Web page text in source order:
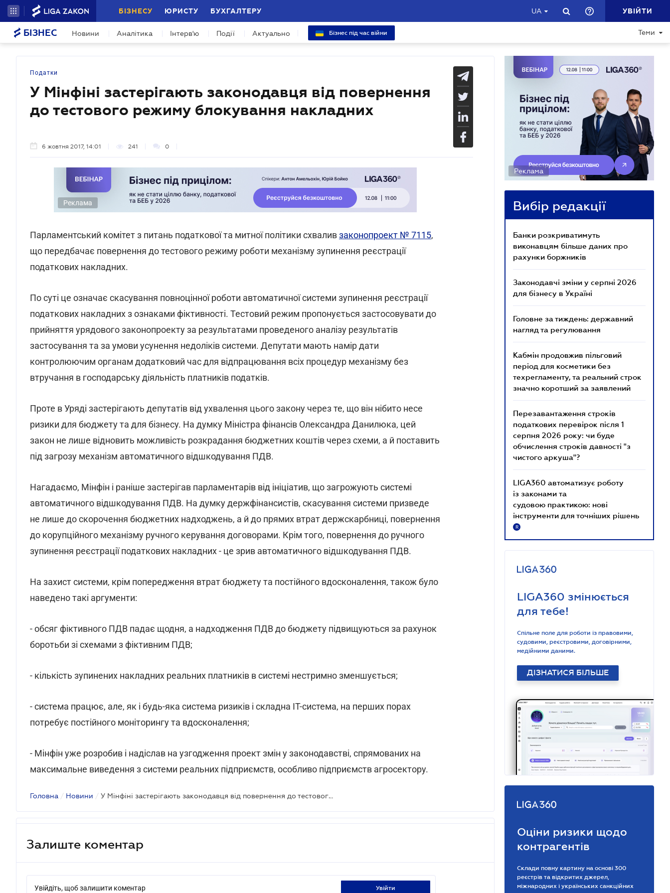
БІЗНЕСУ ЮРИСТУ БУХГАЛТЕРУ UA УВІЙТИ
БІЗНЕС Новини Аналітика Інтерв'ю Події Актуально Бізнес під час війни Теми
Податки
У Мінфіні застерігають законодавця від повернення
до тестового режиму блокування накладних
6 жовтня 2017, 14:01 241 0
Реклама
Парламентський комітет з питань податкової та митної політики схваливзаконопроект № 7115,
що передбачає повернення до тестового режиму роботи механізму зупинення реєстрації
податкових накладних.
По суті це означає скасування повноцінної роботи автоматичної системи зупинення реєстрації
податкових накладних з ознаками фіктивності. Тестовий режим пропонується застосовувати до
прийняття урядового законопроекту за результатами проведеного аналізу результатів
застосування та за умови усунення недоліків системи. Депутати мають намір дати
контролюючим органам додатковий час для відпрацювання всіх процедур механізму без
втручання в господарську діяльність платників податків.
Проте в Уряді застерігають депутатів від ухвалення цього закону через те, що він нібито несе
ризики для бюджету та для бізнесу. На думку Міністра фінансів Олександра Данилюка, цей
закон не лише відновить можливість розкрадання бюджетних коштів через схеми, а й поставить
під загрозу механізм автоматичного відшкодування ПДВ.
Нагадаємо, Мінфін і раніше застерігав парламентарів від ініціатив, що загрожують системі
автоматичного відшкодування ПДВ. На думку держфінансистів, скасування системи призведе
не лише до скорочення бюджетних надходжень, а й до прямих втрат держскарбниці, повернення
до корупційного механізму ручного керування договорами. Крім того, повернення до ручного
зупинення реєстрації податкових накладних - це зрив автоматичного відшкодування ПДВ.
На захист системи, крім попередження втрат бюджету та постійного вдосконалення, також було
наведено такі аргументи:
- обсяг фіктивного ПДВ падає щодня, а надходження ПДВ до бюджету підвищуються за рахунок
боротьби зі схемами з фіктивним ПДВ;
- кількість зупинених накладних реальних платників в системі нестримно зменшується;
- система працює, але, як і будь-яка система ризиків і складна IT-система, на перших порах
потребує постійного моніторингу та вдосконалення;
- Мінфін уже розробив і надіслав на узгодження проект змін у законодавстві, спрямованих на
максимальне виведення з системи реальних підприємств, особливо підприємств агросектору.
Головна / Новини / У Мінфіні застерігають законодавця від повернення до тестового режиму блокування накладних
Залиште коментар
Увійдіть, щоб залишити коментар увійти
Реклама
Вибір редакції
Банки розкриватимуть
виконавцям більше даних про
рахунки боржників
Законодавчі зміни у серпні 2026
для бізнесу в Україні
Головне за тиждень: державний
нагляд та регулювання
Кабмін продовжив пільговий
період для косметики без
техрегламенту, та реальний строк
значно коротший за заявлений
Перезавантаження строків
податкових перевірок після 1
серпня 2026 року: чи буде
обчислення строків давності "з
чистого аркуша"?
LIGA360 автоматизує роботу
із законами та
судовою практикою: нові
інструменти для точніших рішень
R
LIGA360 змінюється
для тебе!
Спільне поле для роботи із правовими,
судовими, реєстровими, договірними,
медійними даними.
ДІЗНАТИСЯ БІЛЬШЕ
Оціни ризики щодо
контрагентів
Склади повну картину на основі 300
реєстрів та відкритих джерел,
міжнародних і українських санкційних